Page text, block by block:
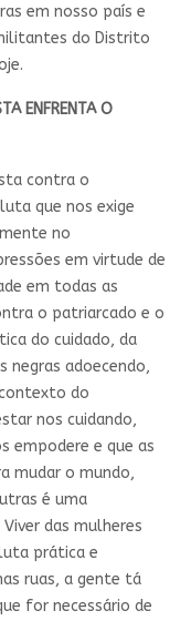
em nosso país e
do Distrito
ENFRENTA O
contra o
que nos exige
no
em virtude de
em todas as
o patriarcado e o
do cuidado, da
negras adoecendo,
do
nos cuidando,
empodere e que as
mudar o mundo,
é uma
das mulheres
prática e
ruas, a gente tá
for necessário de